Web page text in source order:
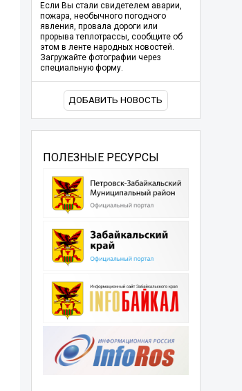
Если Вы стали свидетелем аварии,
пожара, необычного погодного
явления, провала дороги или
прорыва теплотрассы, сообщите об
этом в ленте народных новостей.
Загружайте фотографии через
специальную форму.
ДОБАВИТЬ НОВОСТЬ
ПОЛЕЗНЫЕ РЕСУРСЫ